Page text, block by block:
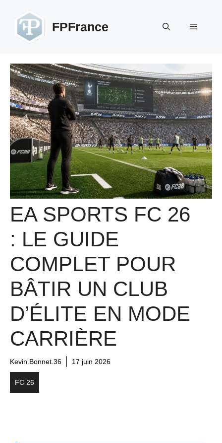
contenu
FPFrance Menu
EA SPORTS FC 26
: LE GUIDE
COMPLET POUR
BÂTIR UN CLUB
D’ÉLITE EN MODE
CARRIÈRE
Kevin.Bonnet.36 17 juin 2026
FC 26